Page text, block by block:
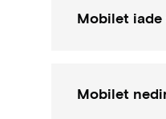
Mobilet iade
Mobilet